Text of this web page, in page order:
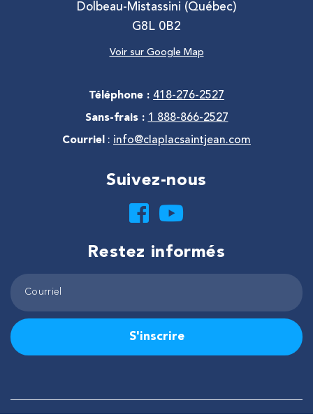
Dolbeau-Mistassini (Québec)
G8L 0B2
Voir sur Google Map
Téléphone : 418-276-2527
Sans-frais : 1 888-866-2527
Courriel : info@claplacsaintjean.com
Suivez-nous
Restez informés
S'inscrire